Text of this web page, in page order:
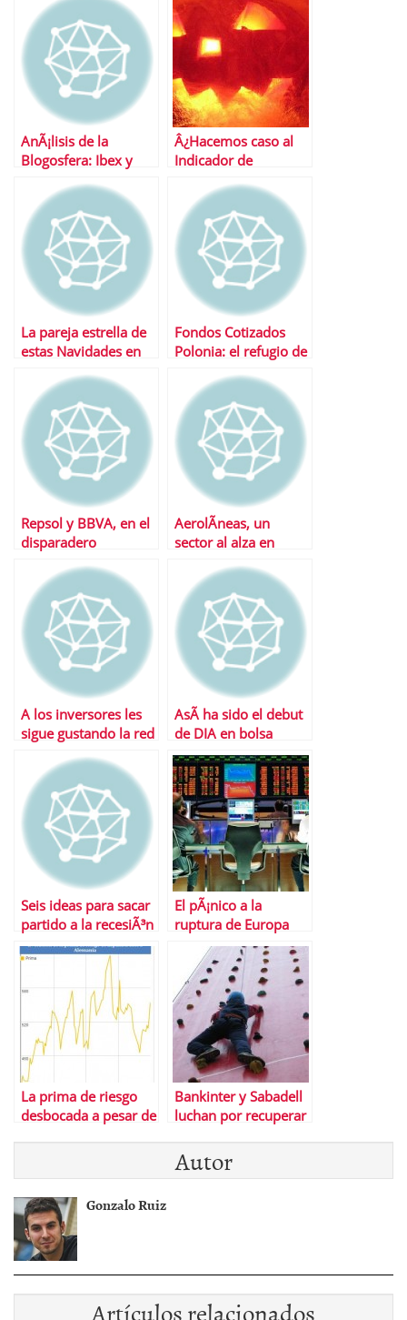
AnÃ¡lisis de la
Blogosfera: Ibex y
Â¿Hacemos caso al
Indicador de
compramos?
La pareja estrella de
estas Navidades en
Fondos Cotizados
Polonia: el refugio de
Repsol y BBVA, en el
disparadero
AerolÃ­neas, un
sector al alza en
A los inversores les
sigue gustando la red
AsÃ­ ha sido el debut
de DIA en bolsa
Seis ideas para sacar
partido a la recesiÃ³n
El pÃ¡nico a la
ruptura de Europa
hunde la bolsa
espaÃ±ola a nivel de
2003
La prima de riesgo
desbocada a pesar de
Bankinter y Sabadell
luchan por recuperar
perdidas en Bolsa
Autor
Gonzalo Ruiz
Artículos relacionados